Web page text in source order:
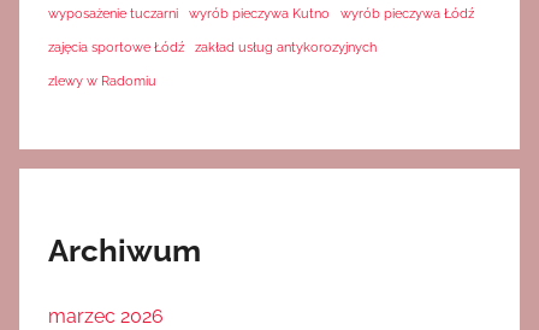
wyposażenie tuczarni wyrób pieczywa Kutno wyrób pieczywa Łódź
zajęcia sportowe Łódź zakład usług antykorozyjnych
zlewy w Radomiu
Archiwum
marzec 2026